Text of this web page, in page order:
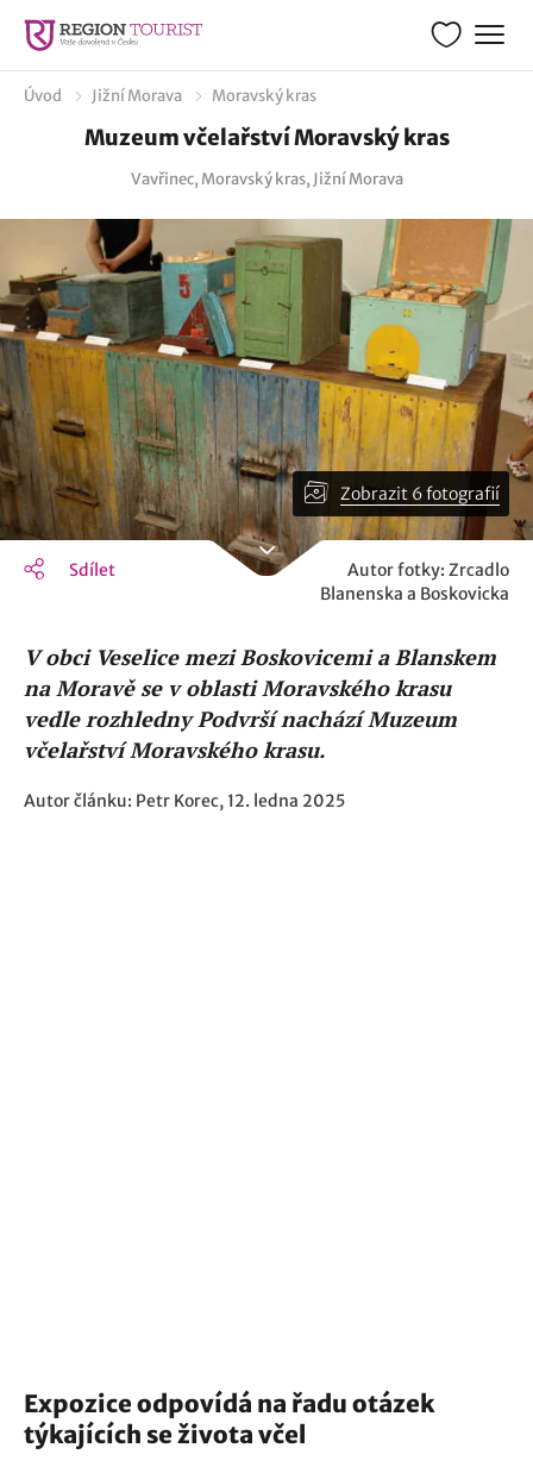
Úvod Jižní Morava Moravský kras
Muzeum včelařství Moravský kras
Vavřinec, Moravský kras, Jižní Morava
Zobrazit 6 fotografií
Sdílet
Autor fotky: Zrcadlo
Blanenska a Boskovicka
V obci Veselice mezi Boskovicemi a Blanskem
na Moravě se v oblasti Moravského krasu
vedle rozhledny Podvrší nachází Muzeum
včelařství Moravského krasu.
Autor článku: Petr Korec, 12. ledna 2025
Expozice odpovídá na řadu otázek
týkajících se života včel